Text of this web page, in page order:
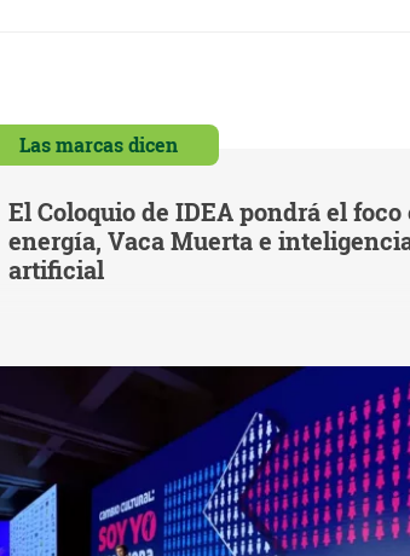
Las marcas dicen
El Coloquio de IDEA pondrá el foco
energía, Vaca Muerta e
artificial